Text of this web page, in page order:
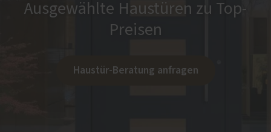
Ausgewählte Haustüren zu Top-
Preisen
Haustür-Beratung anfragen